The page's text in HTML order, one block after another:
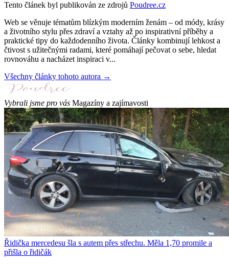
Tento článek byl publikován ze zdrojů Poudree.cz
Web se věnuje tématům blízkým moderním ženám – od módy, krásy
a životního stylu přes zdraví a vztahy až po inspirativní příběhy a
praktické tipy do každodenního života. Články kombinují lehkost a
čtivost s užitečnými radami, které pomáhají pečovat o sebe, hledat
rovnováhu a nacházet inspiraci v...
Všechny články tohoto autora →
Vybrali jsme pro vás Magazíny a zajímavosti
Řidička mercedesu šla s autem přes střechu. Měla 1,70 promile a
přišla o řidičák